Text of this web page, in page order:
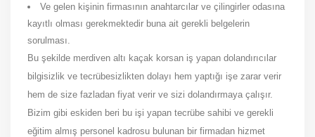
Ve gelen kişinin firmasının anahtarcılar ve çilingirler odasına
kayıtlı olması gerekmektedir buna ait gerekli belgelerin
sorulması.
Bu şekilde merdiven altı kaçak korsan iş yapan dolandırıcılar
bilgisizlik ve tecrübesizlikten dolayı hem yaptığı işe zarar verir
hem de size fazladan fiyat verir ve sizi dolandırmaya çalışır.
Bizim gibi eskiden beri bu işi yapan tecrübe sahibi ve gerekli
eğitim almış personel kadrosu bulunan bir firmadan hizmet